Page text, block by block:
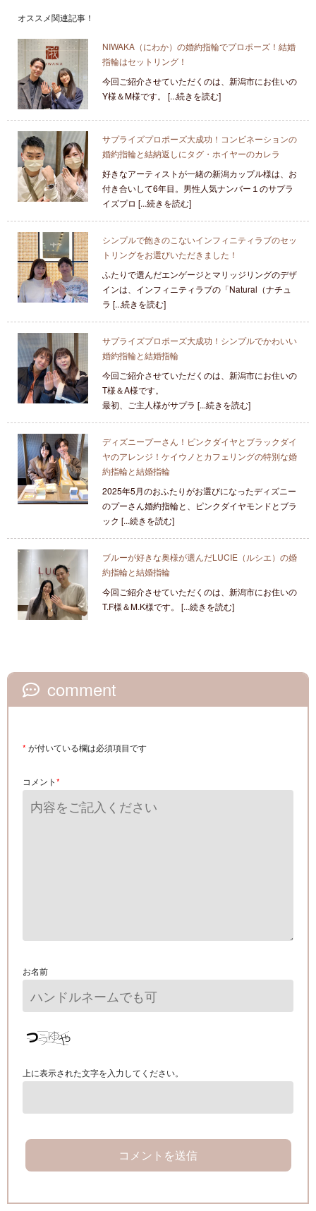
オススメ関連記事！
NIWAKA（にわか）の婚約指輪でプロポーズ！結婚
指輪はセットリング！
今回ご紹介させていただくのは、新潟市にお住いの
Y様＆M様です。 [...続きを読む]
サプライズプロポーズ大成功！コンビネーションの
婚約指輪と結納返しにタグ・ホイヤーのカレラ
好きなアーティストが一緒の新潟カップル様は、お
付き合いして6年目。男性人気ナンバー１のサプラ
イズプロ [...続きを読む]
シンプルで飽きのこないインフィニティラブのセッ
トリングをお選びいただきました！
ふたりで選んだエンゲージとマリッジリングのデザ
インは、インフィニティラブの「Natural（ナチュ
ラ [...続きを読む]
サプライズプロポーズ大成功！シンプルでかわいい
婚約指輪と結婚指輪
今回ご紹介させていただくのは、新潟市にお住いの
T様＆A様です。
最初、ご主人様がサプラ [...続きを読む]
ディズニープーさん！ピンクダイヤとブラックダイ
ヤのアレンジ！ケイウノとカフェリングの特別な婚
約指輪と結婚指輪
2025年5月のおふたりがお選びになったディズニー
のプーさん婚約指輪と、ピンクダイヤモンドとブラ
ック [...続きを読む]
ブルーが好きな奥様が選んだLUCIE（ルシエ）の婚
約指輪と結婚指輪
今回ご紹介させていただくのは、新潟市にお住いの
T.F様＆M.K様です。 [...続きを読む]
comment
* が付いている欄は必須項目です
コメント*
お名前
上に表示された文字を入力してください。